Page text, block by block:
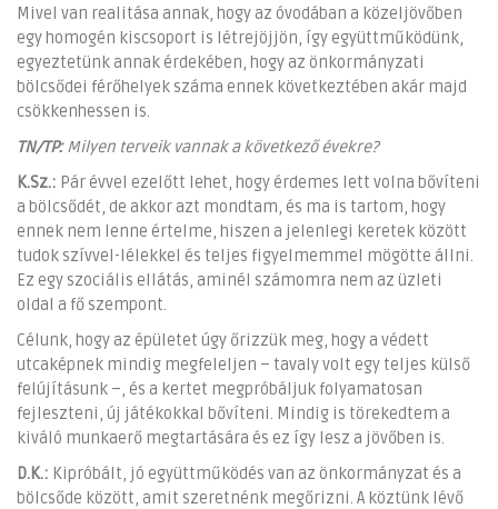
Mivel van realitása annak, hogy az óvodában a közeljövőben
egy homogén kiscsoport is létrejöjjön, így együttműködünk,
egyeztetünk annak érdekében, hogy az önkormányzati
bölcsődei férőhelyek száma ennek következtében akár majd
csökkenhessen is.
TN/TP:Milyen terveik vannak a következő évekre?
K.Sz.: Pár évvel ezelőtt lehet, hogy érdemes lett volna bővíteni
a bölcsődét, de akkor azt mondtam, és ma is tartom, hogy
ennek nem lenne értelme, hiszen a jelenlegi keretek között
tudok szívvel-lélekkel és teljes figyelmemmel mögötte állni.
Ez egy szociális ellátás, aminél számomra nem az üzleti
oldal a fő szempont.
Célunk, hogy az épületet úgy őrizzük meg, hogy a védett
utcaképnek mindig megfeleljen – tavaly volt egy teljes külső
felújításunk –, és a kertet megpróbáljuk folyamatosan
fejleszteni, új játékokkal bővíteni. Mindig is törekedtem a
kiváló munkaerő megtartására és ez így lesz a jövőben is.
D.K.: Kipróbált, jó együttműködés van az önkormányzat és a
bölcsőde között, amit szeretnénk megőrizni. A köztünk lévő